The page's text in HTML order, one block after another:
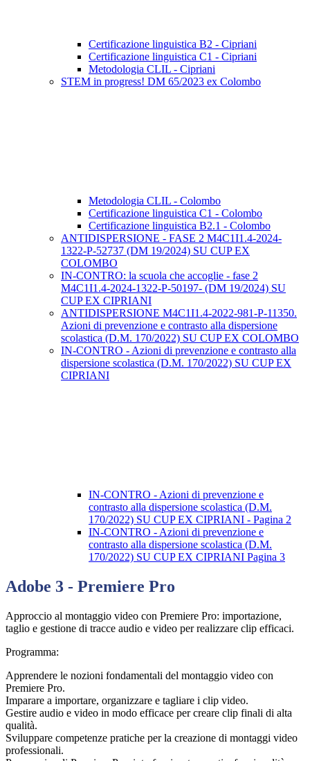
Certificazione linguistica B2 - Cipriani
Certificazione linguistica C1 - Cipriani
Metodologia CLIL - Cipriani
STEM in progress! DM 65/2023 ex Colombo
Metodologia CLIL - Colombo
Certificazione linguistica C1 - Colombo
Certificazione linguistica B2.1 - Colombo
ANTIDISPERSIONE - FASE 2 M4C1I1.4-2024-
1322-P-52737 (DM 19/2024) SU CUP EX
COLOMBO
IN-CONTRO: la scuola che accoglie - fase 2
M4C1I1.4-2024-1322-P-50197- (DM 19/2024) SU
CUP EX CIPRIANI
ANTIDISPERSIONE M4C1I1.4-2022-981-P-11350.
Azioni di prevenzione e contrasto alla dispersione
scolastica (D.M. 170/2022) SU CUP EX COLOMBO
IN-CONTRO - Azioni di prevenzione e contrasto alla
dispersione scolastica (D.M. 170/2022) SU CUP EX
CIPRIANI
IN-CONTRO - Azioni di prevenzione e
contrasto alla dispersione scolastica (D.M.
170/2022) SU CUP EX CIPRIANI - Pagina 2
IN-CONTRO - Azioni di prevenzione e
contrasto alla dispersione scolastica (D.M.
170/2022) SU CUP EX CIPRIANI Pagina 3
Adobe 3 - Premiere Pro
Approccio al montaggio video con Premiere Pro: importazione,
taglio e gestione di tracce audio e video per realizzare clip efficaci.
Programma:
Apprendere le nozioni fondamentali del montaggio video con
Premiere Pro.
Imparare a importare, organizzare e tagliare i clip video.
Gestire audio e video in modo efficace per creare clip finali di alta
qualità.
Sviluppare competenze pratiche per la creazione di montaggi video
professionali.